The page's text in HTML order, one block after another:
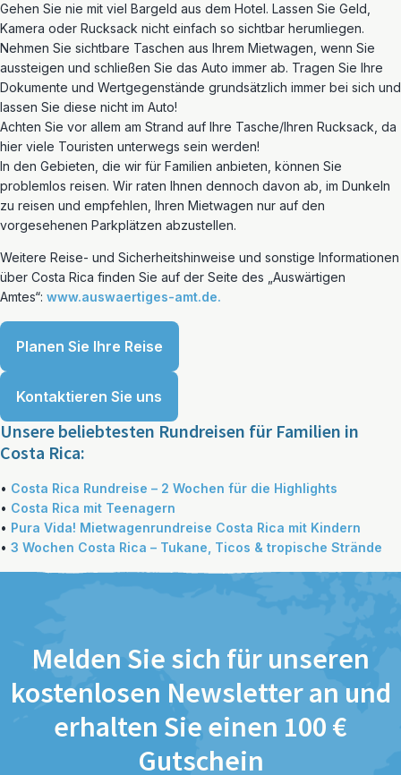
Gehen Sie nie mit viel Bargeld aus dem Hotel. Lassen Sie Geld,
Kamera oder Rucksack nicht einfach so sichtbar herumliegen.
Nehmen Sie sichtbare Taschen aus Ihrem Mietwagen, wenn Sie
aussteigen und schließen Sie das Auto immer ab. Tragen Sie Ihre
Dokumente und Wertgegenstände grundsätzlich immer bei sich und
lassen Sie diese nicht im Auto!
Achten Sie vor allem am Strand auf Ihre Tasche/Ihren Rucksack, da
hier viele Touristen unterwegs sein werden!
In den Gebieten, die wir für Familien anbieten, können Sie
problemlos reisen. Wir raten Ihnen dennoch davon ab, im Dunkeln
zu reisen und empfehlen, Ihren Mietwagen nur auf den
vorgesehenen Parkplätzen abzustellen.
Weitere Reise- und Sicherheitshinweise und sonstige Informationen
über Costa Rica finden Sie auf der Seite des „Auswärtigen
Amtes“: www.auswaertiges-amt.de.
Planen Sie Ihre Reise
Kontaktieren Sie uns
Unsere beliebtesten Rundreisen für Familien in
Costa Rica:
• Costa Rica Rundreise – 2 Wochen für die Highlights
• Costa Rica mit Teenagern
• Pura Vida! Mietwagenrundreise Costa Rica mit Kindern
• 3 Wochen Costa Rica – Tukane, Ticos & tropische Strände
Melden Sie sich für unseren
kostenlosen Newsletter an und
erhalten Sie einen 100 €
Gutschein